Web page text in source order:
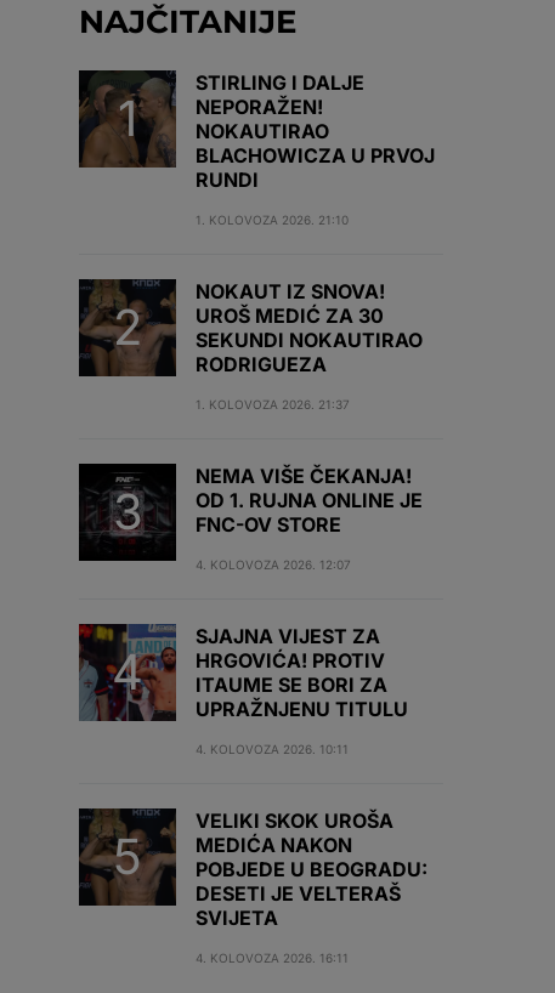
NAJČITANIJE
STIRLING I DALJE
NEPORAŽEN!
NOKAUTIRAO
BLACHOWICZA U PRVOJ
RUNDI
1. KOLOVOZA 2026. 21:10
NOKAUT IZ SNOVA!
UROŠ MEDIĆ ZA 30
SEKUNDI NOKAUTIRAO
RODRIGUEZA
1. KOLOVOZA 2026. 21:37
NEMA VIŠE ČEKANJA!
OD 1. RUJNA ONLINE JE
FNC-OV STORE
4. KOLOVOZA 2026. 12:07
SJAJNA VIJEST ZA
HRGOVIĆA! PROTIV
ITAUME SE BORI ZA
UPRAŽNJENU TITULU
4. KOLOVOZA 2026. 10:11
VELIKI SKOK UROŠA
MEDIĆA NAKON
POBJEDE U BEOGRADU:
DESETI JE VELTERAŠ
SVIJETA
4. KOLOVOZA 2026. 16:11